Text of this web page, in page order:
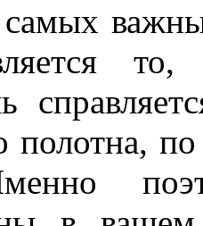
то,
полотна,